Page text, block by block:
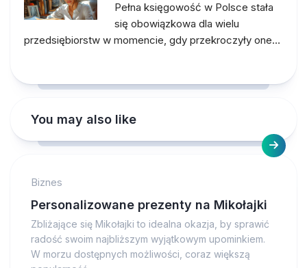
Pełna księgowość w Polsce stała
się obowiązkowa dla wielu
przedsiębiorstw w momencie, gdy przekroczyły one…
You may also like
Biznes
Personalizowane prezenty na Mikołajki
Zbliżające się Mikołajki to idealna okazja, by sprawić
radość swoim najbliższym wyjątkowym upominkiem.
W morzu dostępnych możliwości, coraz większą